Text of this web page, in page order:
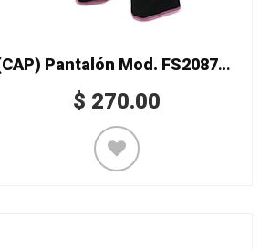
(CAP) Pantalón Mod. FS2087CP
$ 270.00